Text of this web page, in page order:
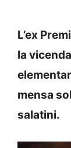
L’ex
la
mensa
salatini.